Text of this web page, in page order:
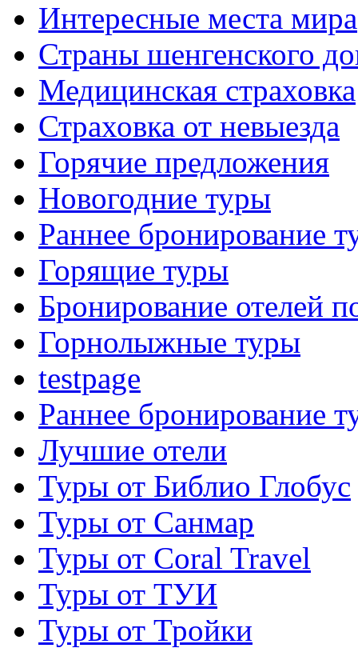
Интересные места мира
Страны шенгенского
Медицинская страховка
Страховка от невыезда
Горячие предложения
Новогодние туры
Раннее бронирование
Горящие туры
Бронирование отелей
Горнолыжные туры
testpage
Раннее бронирование
Лучшие отели
Туры от Библио Глобус
Туры от Санмар
Туры от Coral Travel
Туры от ТУИ
Туры от Тройки